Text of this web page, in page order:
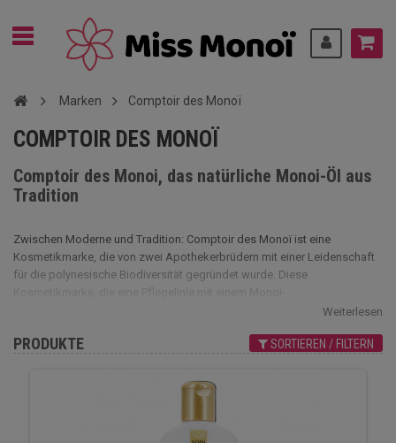
Marken Comptoir des Monoï
COMPTOIR DES MONOÏ
Comptoir des Monoi, das natürliche Monoi-Öl aus
Tradition
Zwischen Moderne und Tradition: Comptoir des Monoï ist eine
Kosmetikmarke, die von zwei Apothekerbrüdern mit einer Leidenschaft
für die polynesische Biodiversität gegründet wurde. Diese
Konzentrationsgrad zwischen 25 % und 99 % anbietet, weist die
Monoi de Tahiti erhalten hat.
Weiterlesen
PRODUKTE SORTIEREN / FILTERN